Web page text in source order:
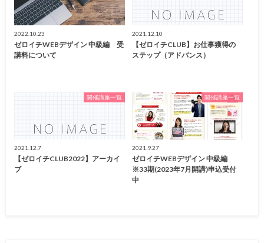
2022.10.23
ゼロイチWEBデザイン 中級編 受
講料について
2021.12.10
【ゼロイチCLUB】お仕事獲得の
ステップ（アドバンス）
開催講座一覧
2021.12.7
【ゼロイチCLUB2022】アーカイ
ブ
開催講座一覧
2021.9.27
ゼロイチWEBデザイン 中級編
※33期(2023年7月開講)申込受付
中